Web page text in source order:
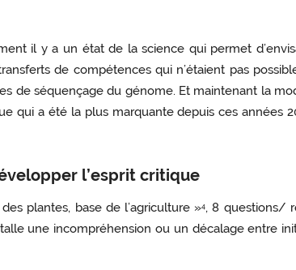
il y a un état de la science qui permet
de compétences qui n’étaient pas
de séquençage du génome. Et maintenant la
qui a été la plus marquante depuis ces années
l’esprit critique
plantes, base de l’agriculture »4 , 8 questions/
une incompréhension ou un décalage entre